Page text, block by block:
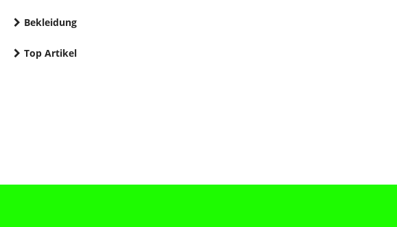
Bekleidung
Top Artikel